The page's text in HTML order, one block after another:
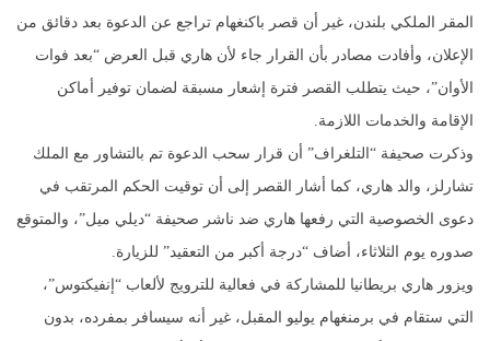
المقر الملكي بلندن، غير أن قصر باكنغهام تراجع عن الدعوة بعد دقائق من
الإعلان، وأفادت مصادر بأن القرار جاء لأن هاري قبل العرض “بعد فوات
الأوان”، حيث يتطلب القصر فترة إشعار مسبقة لضمان توفير أماكن
الإقامة والخدمات اللازمة.
وذكرت صحيفة “التلغراف” أن قرار سحب الدعوة تم بالتشاور مع الملك
تشارلز، والد هاري، كما أشار القصر إلى أن توقيت الحكم المرتقب في
دعوى الخصوصية التي رفعها هاري ضد ناشر صحيفة “ديلي ميل”، والمتوقع
صدوره يوم الثلاثاء، أضاف “درجة أكبر من التعقيد” للزيارة.
ويزور هاري بريطانيا للمشاركة في فعالية للترويج لألعاب “إنفيكتوس”،
التي ستقام في برمنغهام يوليو المقبل، غير أنه سيسافر بمفرده، بدون